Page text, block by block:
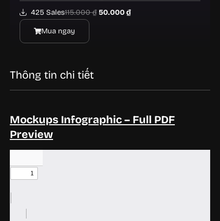
425 Sales115.000₫ 50.000₫
Mua ngay
Thông tin chi tiết
Mockups Infographic – Full PDF
Preview